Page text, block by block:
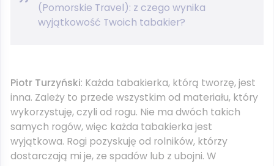
(Pomorskie Travel): z czego wynika
wyjątkowość Twoich tabakier?
Piotr Turzyński: Każda tabakierka, którą tworzę, jest
inna. Zależy to przede wszystkim od materiału, który
wykorzystuję, czyli od rogu. Nie ma dwóch takich
samych rogów, więc każda tabakierka jest
wyjątkowa. Rogi pozyskuję od rolników, którzy
dostarczają mi je, ze spadów lub z ubojni. W